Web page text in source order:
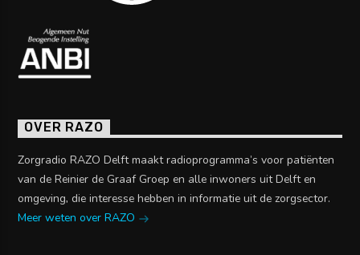
OVER RAZO
Zorgradio RAZO Delft maakt radioprogramma’s voor patiënten
van de Reinier de Graaf Groep en alle inwoners uit Delft en
omgeving, die interesse hebben in informatie uit de zorgsector.
Meer weten over RAZO